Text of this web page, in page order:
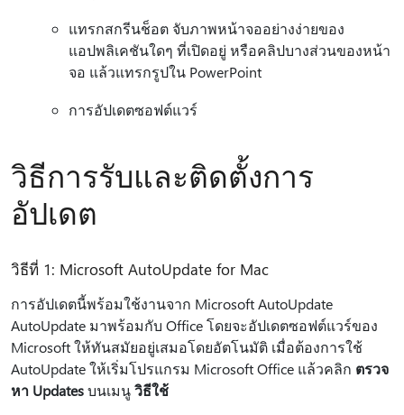
แทรกสกรีนช็อต จับภาพหน้าจออย่างง่ายของ
แอปพลิเคชันใดๆ ที่เปิดอยู่ หรือคลิปบางส่วนของหน้า
จอ แล้วแทรกรูปใน PowerPoint
การอัปเดตซอฟต์แวร์
วิธีการรับและติดตั้งการ
อัปเดต
วิธีที่ 1: Microsoft AutoUpdate for Mac
การอัปเดตนี้พร้อมใช้งานจาก Microsoft AutoUpdate
AutoUpdate มาพร้อมกับ Office โดยจะอัปเดตซอฟต์แวร์ของ
Microsoft ให้ทันสมัยอยู่เสมอโดยอัตโนมัติ เมื่อต้องการใช้
AutoUpdate ให้เริ่มโปรแกรม Microsoft Office แล้วคลิก ตรวจ
หา Updatesบนเมนูวิธีใช้